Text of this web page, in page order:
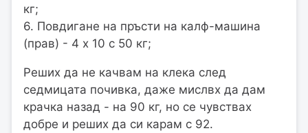
кг;
6. Повдигане на пръсти на калф-машина
(прав) - 4 х 10 с 50 кг;
Реших да не качвам на клека след
седмицата почивка, даже мислвх да дам
крачка назад - на 90 кг, но се чувствах
добре и реших да си карам с 92.